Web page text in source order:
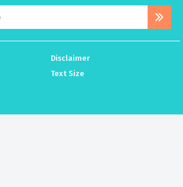
Disclaimer
Text Size